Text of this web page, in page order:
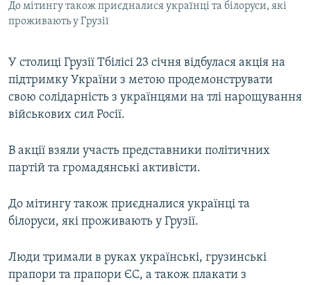
КРИМ РЕАЛІЇ
УКР
КТАТ
Усі сайти RFE/RL
До мітингу також приєдналися українці та білоруси, які
проживають у Грузії
У столиці Грузії Тбілісі 23 січня відбулася акція на
підтримку України з метою продемонструвати
свою солідарність з українцями на тлі нарощування
військових сил Росії.
В акції взяли участь представники політичних
партій та громадянські активісти.
До мітингу також приєдналися українці та
білоруси, які проживають у Грузії.
Люди тримали в руках українські, грузинські
прапори та прапори ЄС, а також плакати з